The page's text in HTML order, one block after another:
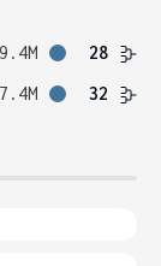
28
32